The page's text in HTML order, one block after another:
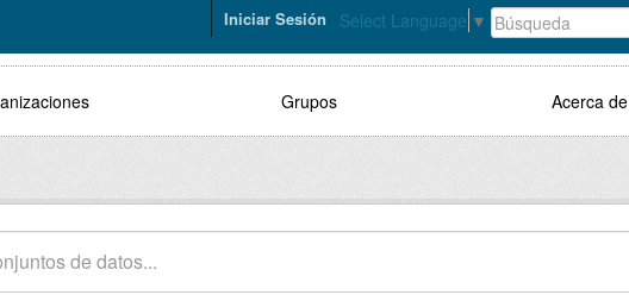
Select Language ▼
Iniciar Sesión
Grupos Acerca de